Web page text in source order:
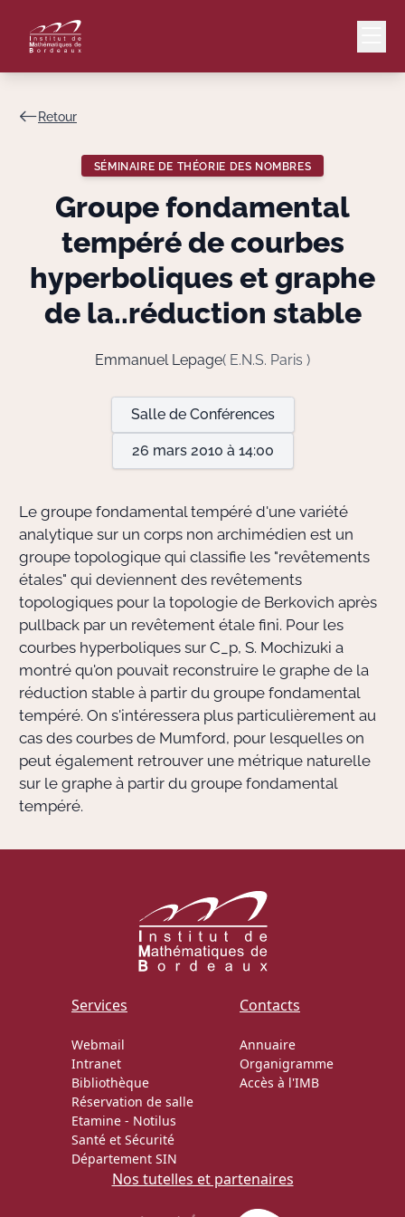
Lang
Le Laboratoire
Recherche
Bibliothèque
Informatique
Retour
SÉMINAIRE DE THÉORIE DES NOMBRES
Groupe fondamental
tempéré de courbes
hyperboliques et graphe
de la..réduction stable
Emmanuel Lepage( E.N.S. Paris )
Salle de Conférences
26 mars 2010 à 14:00
Le groupe fondamental tempéré d'une variété
analytique sur un corps non archimédien est un
groupe topologique qui classifie les "revêtements
étales" qui deviennent des revêtements
topologiques pour la topologie de Berkovich après
pullback par un revêtement étale fini. Pour les
courbes hyperboliques sur C_p, S. Mochizuki a
montré qu'on pouvait reconstruire le graphe de la
réduction stable à partir du groupe fondamental
tempéré. On s'intéressera plus particulièrement au
cas des courbes de Mumford, pour lesquelles on
peut également retrouver une métrique naturelle
sur le graphe à partir du groupe fondamental
tempéré.
Services
Webmail
Intranet
Bibliothèque
Réservation de salle
Etamine - Notilus
Santé et Sécurité
Département SIN
Contacts
Annuaire
Organigramme
Accès à l'IMB
Nos tutelles et partenaires